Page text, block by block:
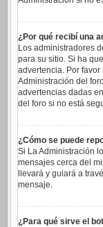
¿Por qué recibí una
Los administradores
para su sitio. Si ha
advertencia. Por
Administración del
advertencias dadas
del foro si no está
¿Cómo se puede
Si La Administración
mensajes cerca del
llevará y guiará a
mensaje.
¿Para qué sirve el